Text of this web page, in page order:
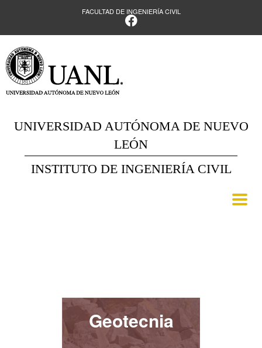
FACULTAD DE INGENIERÍA CIVIL
UNIVERSIDAD AUTÓNOMA DE NUEVO
LEÓN
INSTITUTO DE INGENIERÍA CIVIL
Geotecnia